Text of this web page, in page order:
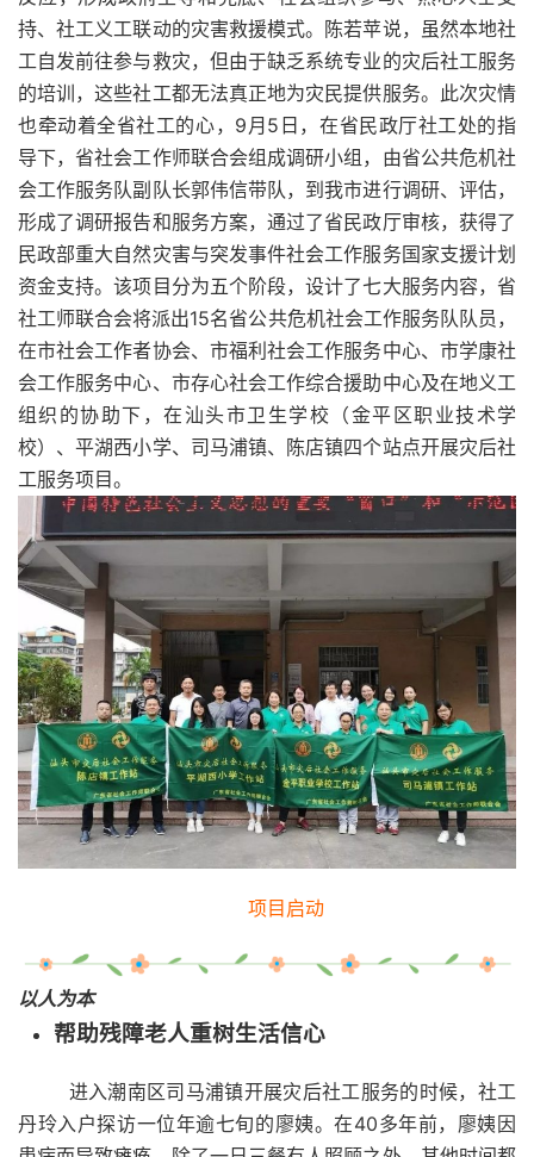
持、社工义工联动的灾害救援模式。陈若苹说，虽然本地社
工自发前往参与救灾，但由于缺乏系统专业的灾后社工服务
的培训，这些社工都无法真正地为灾民提供服务。此次灾情
也牵动着全省社工的心，9月5日，在省民政厅社工处的指
导下，省社会工作师联合会组成调研小组，由省公共危机社
会工作服务队副队长郭伟信带队，到我市进行调研、评估，
形成了调研报告和服务方案，通过了省民政厅审核，获得了
民政部重大自然灾害与突发事件社会工作服务国家支援计划
资金支持。该项目分为五个阶段，设计了七大服务内容，省
社工师联合会将派出15名省公共危机社会工作服务队队员，
在市社会工作者协会、市福利社会工作服务中心、市学康社
会工作服务中心、市存心社会工作综合援助中心及在地义工
组织的协助下，在汕头市卫生学校（金平区职业技术学
校）、平湖西小学、司马浦镇、陈店镇四个站点开展灾后社
工服务项目。
项目启动
以人为本
帮助残障老人重树生活信心
进入潮南区司马浦镇开展灾后社工服务的时候，社工
丹玲入户探访一位年逾七旬的廖姨。在40多年前，廖姨因